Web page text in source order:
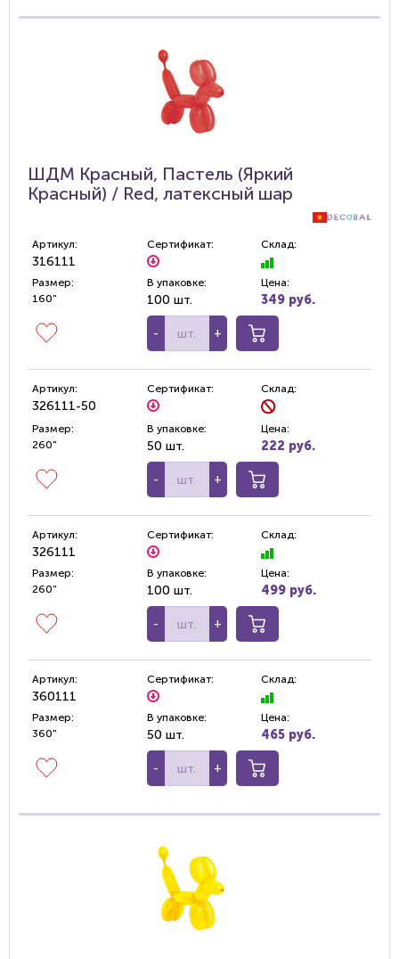
ШДМ Красный, Пастель (Яркий
Красный) / Red, латексный шар
Артикул:
316111
Сертификат: Склад:
Размер:
160"
В упаковке:
100 шт.
Цена:
349 руб.
- +
Артикул:
326111-50
Сертификат: Склад:
Размер:
260"
В упаковке:
50 шт.
Цена:
222 руб.
- +
Артикул:
326111
Сертификат: Склад:
Размер:
260"
В упаковке:
100 шт.
Цена:
499 руб.
- +
Артикул:
360111
Сертификат: Склад:
Размер:
360"
В упаковке:
50 шт.
Цена:
465 руб.
- +